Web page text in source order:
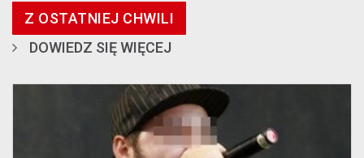
Z OSTATNIEJ CHWILI
DOWIEDZ SIĘ WIĘCEJ